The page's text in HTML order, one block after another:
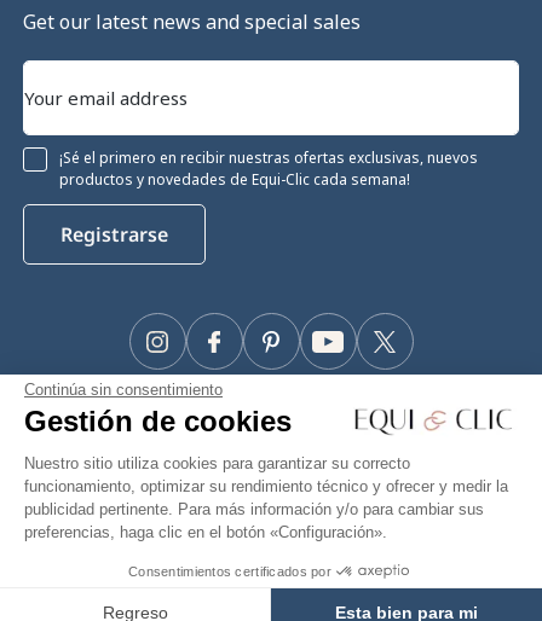
Continúa sin consentimiento
Gestión de cookies
Nuestro sitio utiliza cookies para garantizar su correcto
funcionamiento, optimizar su rendimiento técnico y ofrecer y medir la
publicidad pertinente. Para más información y/o para cambiar sus
preferencias, haga clic en el botón «Configuración».
Consentimientos certificados por
Regreso Esta bien para mi
Get our latest news and special sales
¡Sé el primero en recibir nuestras ofertas exclusivas, nuevos
productos y novedades de Equi-Clic cada semana!
Registrarse
Facebook Twitter
YouTube
Pinterest
Instagram
#Makeyourhorseapriority
🫶
Equiclic © 2026
Gestión de cookies